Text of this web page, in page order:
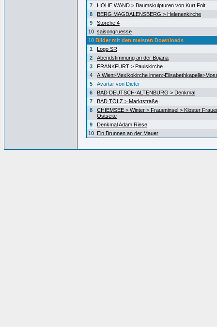
7
HOHE WAND > Baumskulpturen von Kurt Foit
8
BERG MAGDALENSBERG > Helenenkirche
9
Störche 4
10 saisongruesse
10 Bilder mit den meisten Downloads
1
Logo SR
2
Abendstimmung an der Bojana
3
FRANKFURT > Paulskirche
4
A:Wien>Mexikokirche
5
Avartar von Dieter
6
BAD DEUTSCH-ALTENBURG > Denkmal
7
BAD TÖLZ > Marktstraße
8
CHIEMSEE > Winter > Fraueninsel > Kloster
Ostseite
9
Denkmal Adam Riese
10 Ein Brunnen an der Mauer